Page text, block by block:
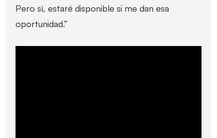
Pero sí, estaré disponible si me dan esa
oportunidad.”